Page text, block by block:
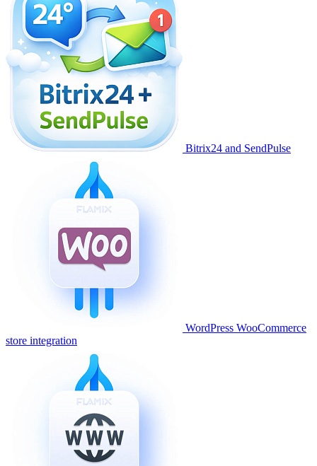
Bitrix24 and SendPulse
WordPress WooCommerce
store integration